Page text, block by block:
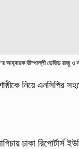
আহ্বায়ক ভীম্পাল্লী ডেভিড রাজু ও
নিয়ে এনসিপির
ঢাকা